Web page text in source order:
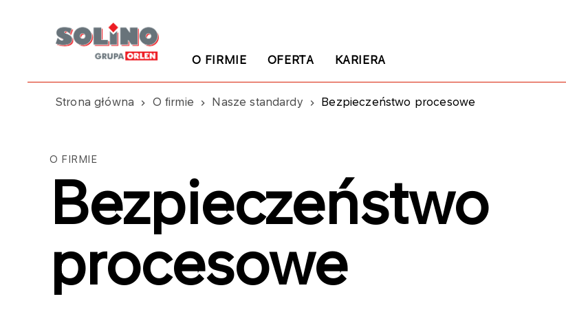
O FIRMIE OFERTA KARIERA
Strona główna O firmie Nasze standardy Bezpieczeństwo procesowe
O FIRMIE
Bezpieczeństwo
procesowe